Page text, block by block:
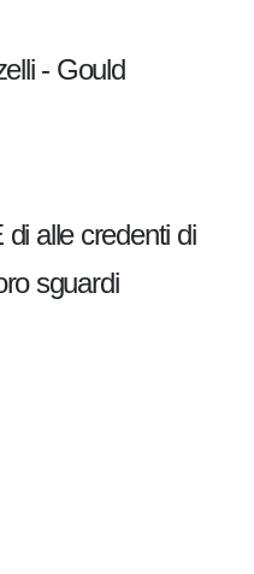
- Gould
alle credenti di
sguardi